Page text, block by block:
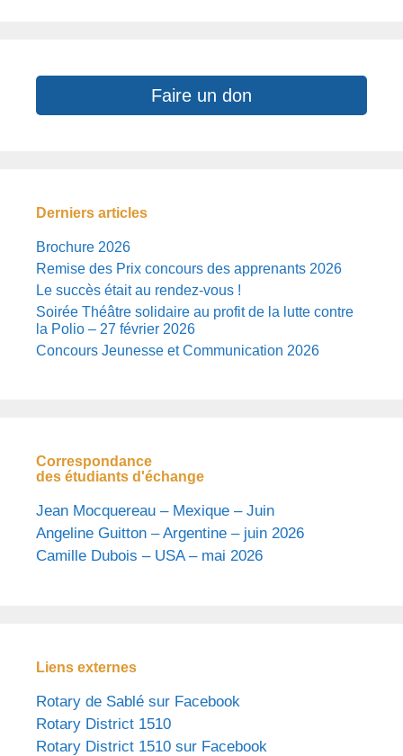
Faire un don
Derniers articles
Brochure 2026
Remise des Prix concours des apprenants 2026
Le succès était au rendez-vous !
Soirée Théâtre solidaire au profit de la lutte contre
la Polio – 27 février 2026
Concours Jeunesse et Communication 2026
Correspondance
des étudiants d'échange
Jean Mocquereau – Mexique – Juin
Angeline Guitton – Argentine – juin 2026
Camille Dubois – USA – mai 2026
Liens externes
Rotary de Sablé sur Facebook
Rotary District 1510
Rotary District 1510 sur Facebook